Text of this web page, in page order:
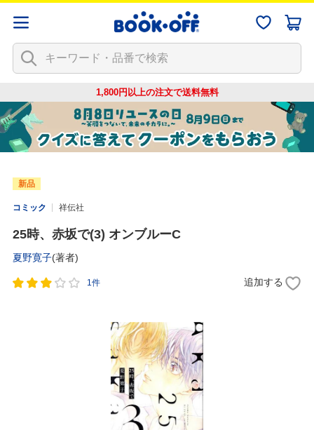
1,800円以上の注文で送料無料
新品
コミック 祥伝社
25時、赤坂で(3) オンブルーC
夏野寛子(著者)
1件 追加する